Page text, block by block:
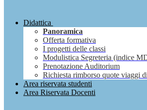
Didattica
Panoramica
Offerta formativa
I progetti delle classi
Modulistica Segreteria (indice
Prenotazione Auditorium
Richiesta rimborso quote viaggi
Area riservata studenti
Area Riservata Docenti